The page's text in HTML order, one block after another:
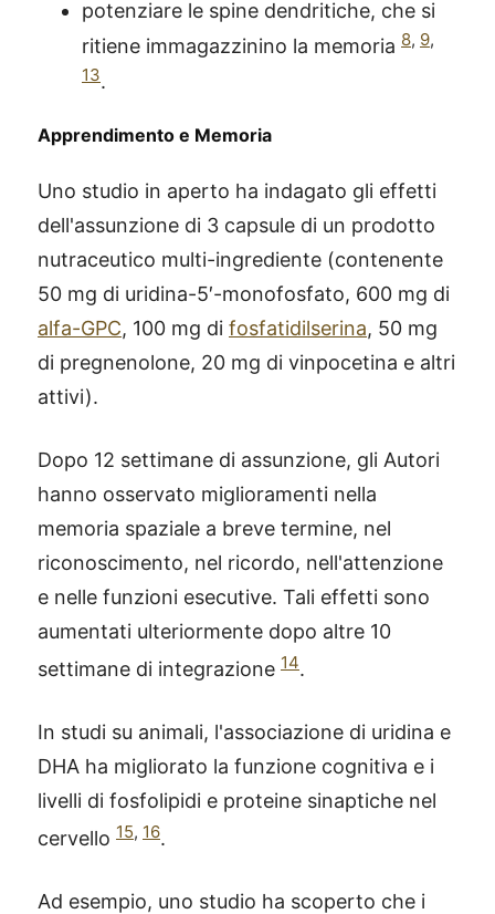
potenziare le spine dendritiche, che si
ritiene immagazzinino la memoria 8, 9,
13.
Apprendimento e Memoria
Uno studio in aperto ha indagato gli effetti
dell'assunzione di 3 capsule di un prodotto
nutraceutico multi-ingrediente (contenente
50 mg di uridina-5′-monofosfato, 600 mg di
alfa-GPC, 100 mg di fosfatidilserina, 50 mg
di pregnenolone, 20 mg di vinpocetina e altri
attivi).
Dopo 12 settimane di assunzione, gli Autori
hanno osservato miglioramenti nella
memoria spaziale a breve termine, nel
riconoscimento, nel ricordo, nell'attenzione
e nelle funzioni esecutive. Tali effetti sono
aumentati ulteriormente dopo altre 10
settimane di integrazione 14.
In studi su animali, l'associazione di uridina e
DHA ha migliorato la funzione cognitiva e i
livelli di fosfolipidi e proteine sinaptiche nel
cervello 15, 16.
Ad esempio, uno studio ha scoperto che i